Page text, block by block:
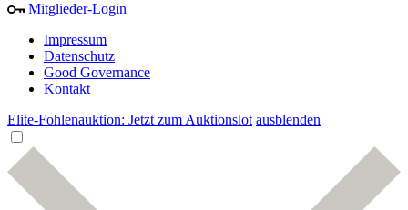
Mitglieder-Login
Impressum
Datenschutz
Good Governance
Kontakt
Elite-Fohlenauktion: Jetzt zum Auktionslot ausblenden